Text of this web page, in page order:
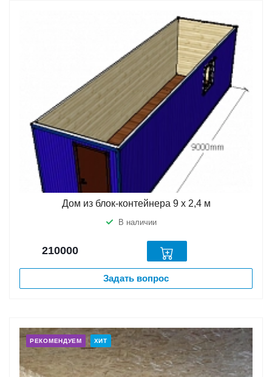
Дом из блок-контейнера 9 х 2,4 м
В наличии
210000
Задать вопрос
РЕКОМЕНДУЕМ ХИТ